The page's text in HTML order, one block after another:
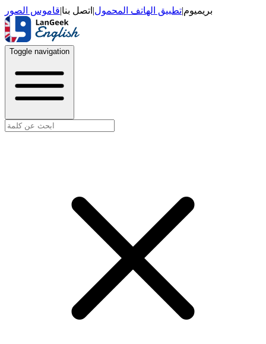
بريميوم|تطبيق الهاتف المحمول| اتصل بنا|قاموس الصور
Toggle navigation